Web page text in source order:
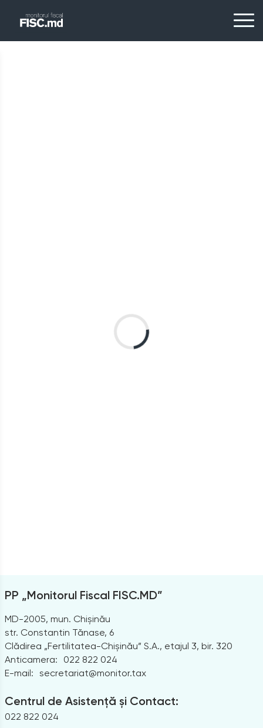
PP „Monitorul Fiscal FISC.MD”
MD-2005, mun. Chișinău
str. Constantin Tănase, 6
Clădirea „Fertilitatea-Chișinău” S.A., etajul 3, bir. 320
Anticamera:
022 822 024
E-mail: secretariat@monitor.tax
Centrul de Asistență și Contact:
022 822 024